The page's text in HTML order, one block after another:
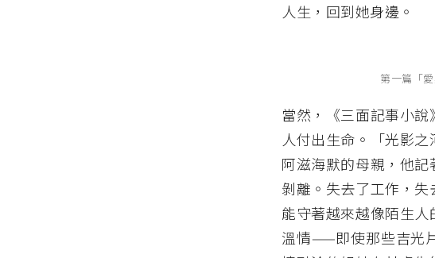
人生，回到她身邊。
第一篇「
當然，《三面記事小
人付出生命。「光影
阿滋海默的母親，他
剝離。失去了工作，
能守著越來越像陌生
溫情——即使那些吉光